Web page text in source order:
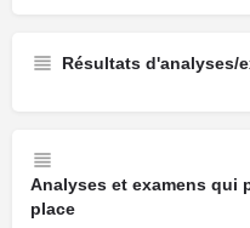
Résultats d'analyses/
Analyses et examens qui
place